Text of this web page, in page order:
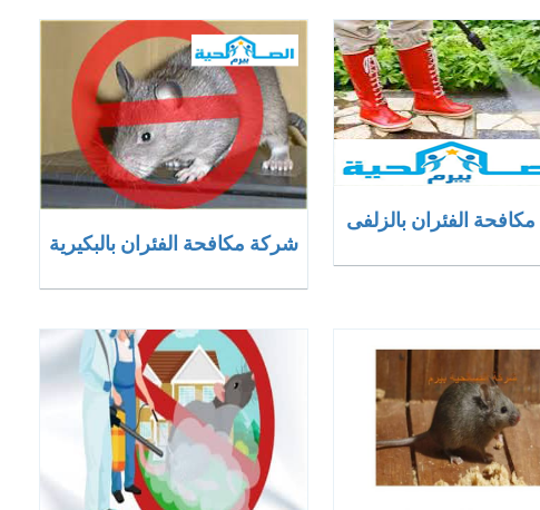
الفئران بالزلفى
شركة مكافحة الفئران بالبكيرية